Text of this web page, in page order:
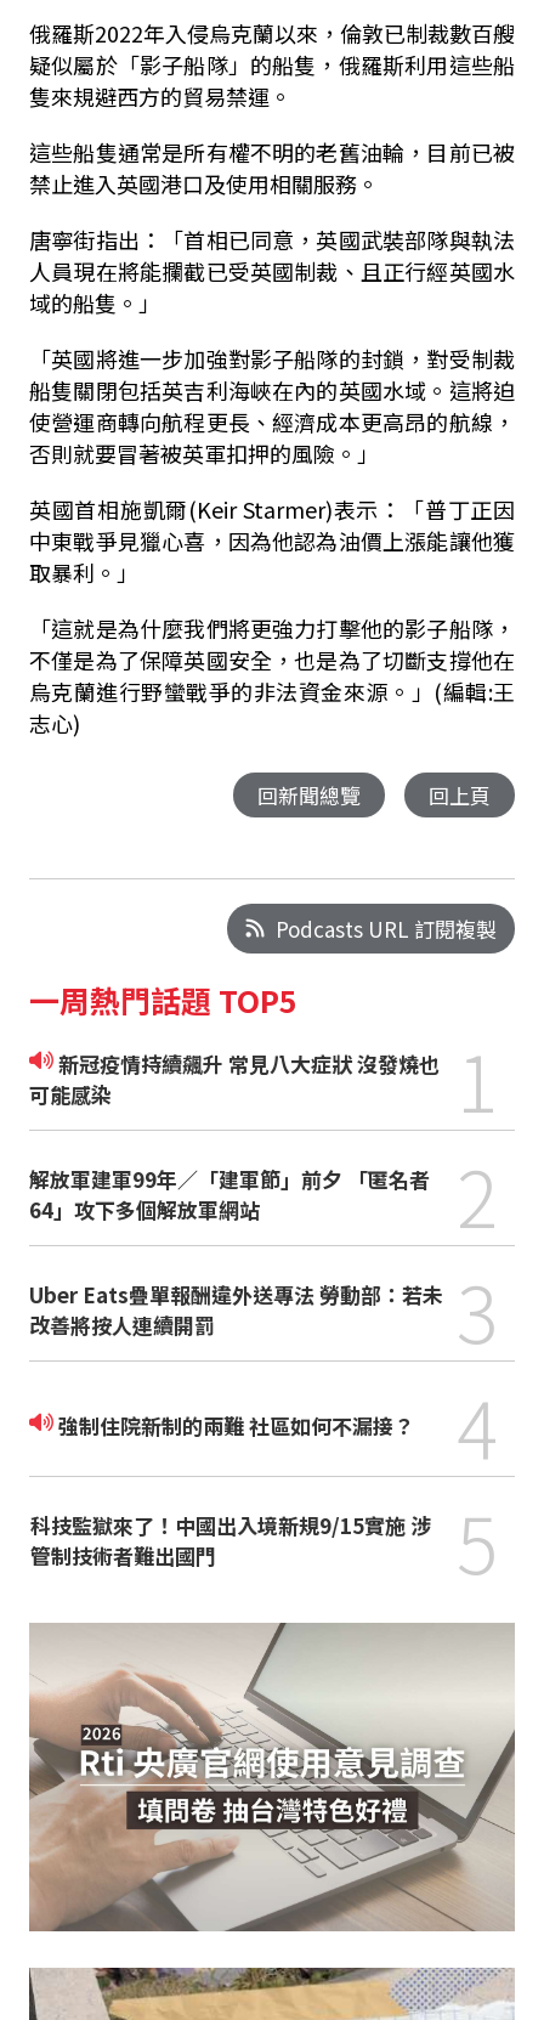
俄羅斯2022年入侵烏克蘭以來，倫敦已制裁數百艘
疑似屬於「影子船隊」的船隻，俄羅斯利用這些船
隻來規避西方的貿易禁運。
這些船隻通常是所有權不明的老舊油輪，目前已被
禁止進入英國港口及使用相關服務。
唐寧街指出：「首相已同意，英國武裝部隊與執法
人員現在將能攔截已受英國制裁、且正行經英國水
域的船隻。」
「英國將進一步加強對影子船隊的封鎖，對受制裁
船隻關閉包括英吉利海峽在內的英國水域。這將迫
使營運商轉向航程更長、經濟成本更高昂的航線，
否則就要冒著被英軍扣押的風險。」
英國首相施凱爾(Keir Starmer)表示：「普丁正因
中東戰爭見獵心喜，因為他認為油價上漲能讓他獲
取暴利。」
「這就是為什麼我們將更強力打擊他的影子船隊，
不僅是為了保障英國安全，也是為了切斷支撐他在
烏克蘭進行野蠻戰爭的非法資金來源。」(編輯:王
志心)
回新聞總覽 回上頁
Podcasts URL 訂閱複製
一周熱門話題 TOP5
新冠疫情持續飆升 常見八大症狀 沒發燒也
可能感染
1
解放軍建軍99年／「建軍節」前夕 「匿名者
64」攻下多個解放軍網站
2
Uber Eats疊單報酬違外送專法 勞動部：若未
改善將按人連續開罰
3
強制住院新制的兩難 社區如何不漏接？ 4
科技監獄來了！中國出入境新規9/15實施 涉
管制技術者難出國門
5